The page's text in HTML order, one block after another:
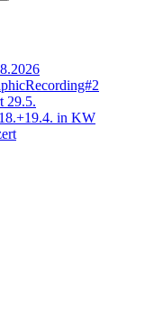
29.5.
in KW